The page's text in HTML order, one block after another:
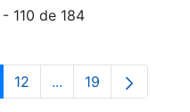
110 de 184
Use TAB para
Página
12 ...PáginasPágina
19